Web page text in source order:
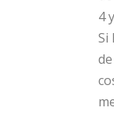
4
Si